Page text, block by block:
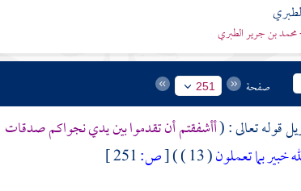
بن جرير الطبري
صفحة 251
قوله تعالى : (أأشفقتم أن تقدموا بين يدي نجواكم صدقات
خبير بما تعملون( 13 ) )
[ص: